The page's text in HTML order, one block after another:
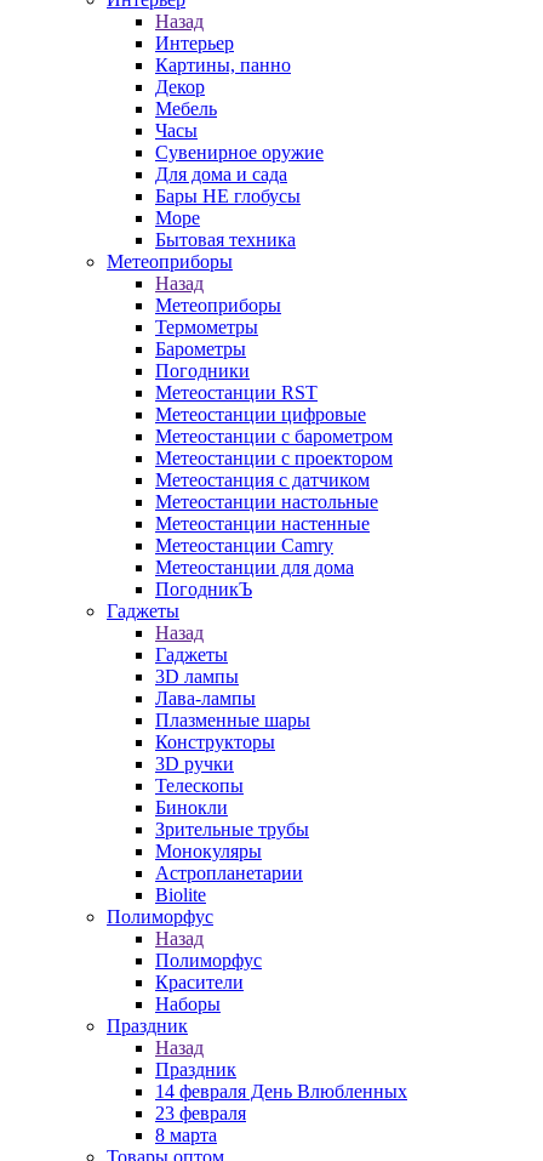
Назад
Интерьер
Картины, панно
Декор
Мебель
Часы
Сувенирное оружие
Для дома и сада
Бары НЕ глобусы
Море
Бытовая техника
Метеоприборы
Назад
Метеоприборы
Термометры
Барометры
Погодники
Метеостанции RST
Метеостанции цифровые
Метеостанции с барометром
Метеостанции с проектором
Метеостанция с датчиком
Метеостанции настольные
Метеостанции настенные
Метеостанции Camry
Метеостанции для дома
ПогодникЪ
Гаджеты
Назад
Гаджеты
3D лампы
Лава-лампы
Плазменные шары
Конструкторы
3D ручки
Телескопы
Бинокли
Зрительные трубы
Монокуляры
Астропланетарии
Biolite
Полиморфус
Назад
Полиморфус
Красители
Наборы
Праздник
Назад
Праздник
14 февраля День Влюбленных
23 февраля
8 марта
Товары оптом